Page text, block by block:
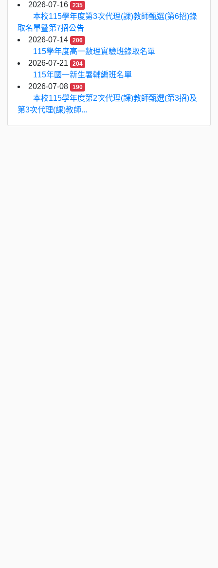
2026-07-16
235
本校115學年度第3次代理(課)教師甄選(第6招)錄
取名單暨第7招公告
2026-07-14
206
115學年度高一數理實驗班錄取名單
2026-07-21
204
115年國一新生暑輔編班名單
2026-07-08
190
本校115學年度第2次代理(課)教師甄選(第3招)及
第3次代理(課)教師...